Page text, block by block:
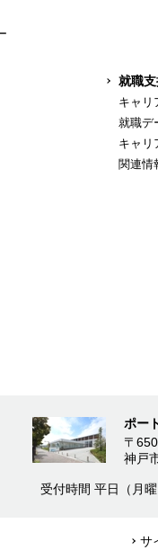
就職
キャリ
就職デ
キャリ
関連情
ポー
〒
神戸
受付時間 平日（月
サ